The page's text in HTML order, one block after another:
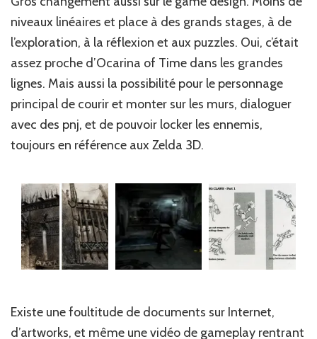
niveaux linéaires et place à des grands stages, à de
l’exploration, à la réflexion et aux puzzles. Oui, c’était
assez proche d’Ocarina of Time dans les grandes
lignes. Mais aussi la possibilité pour le personnage
principal de courir et monter sur les murs, dialoguer
avec des pnj, et de pouvoir locker les ennemis,
toujours en référence aux Zelda 3D.
Existe une foultitude de documents sur Internet,
d’artworks, et même une vidéo de gameplay rentrant